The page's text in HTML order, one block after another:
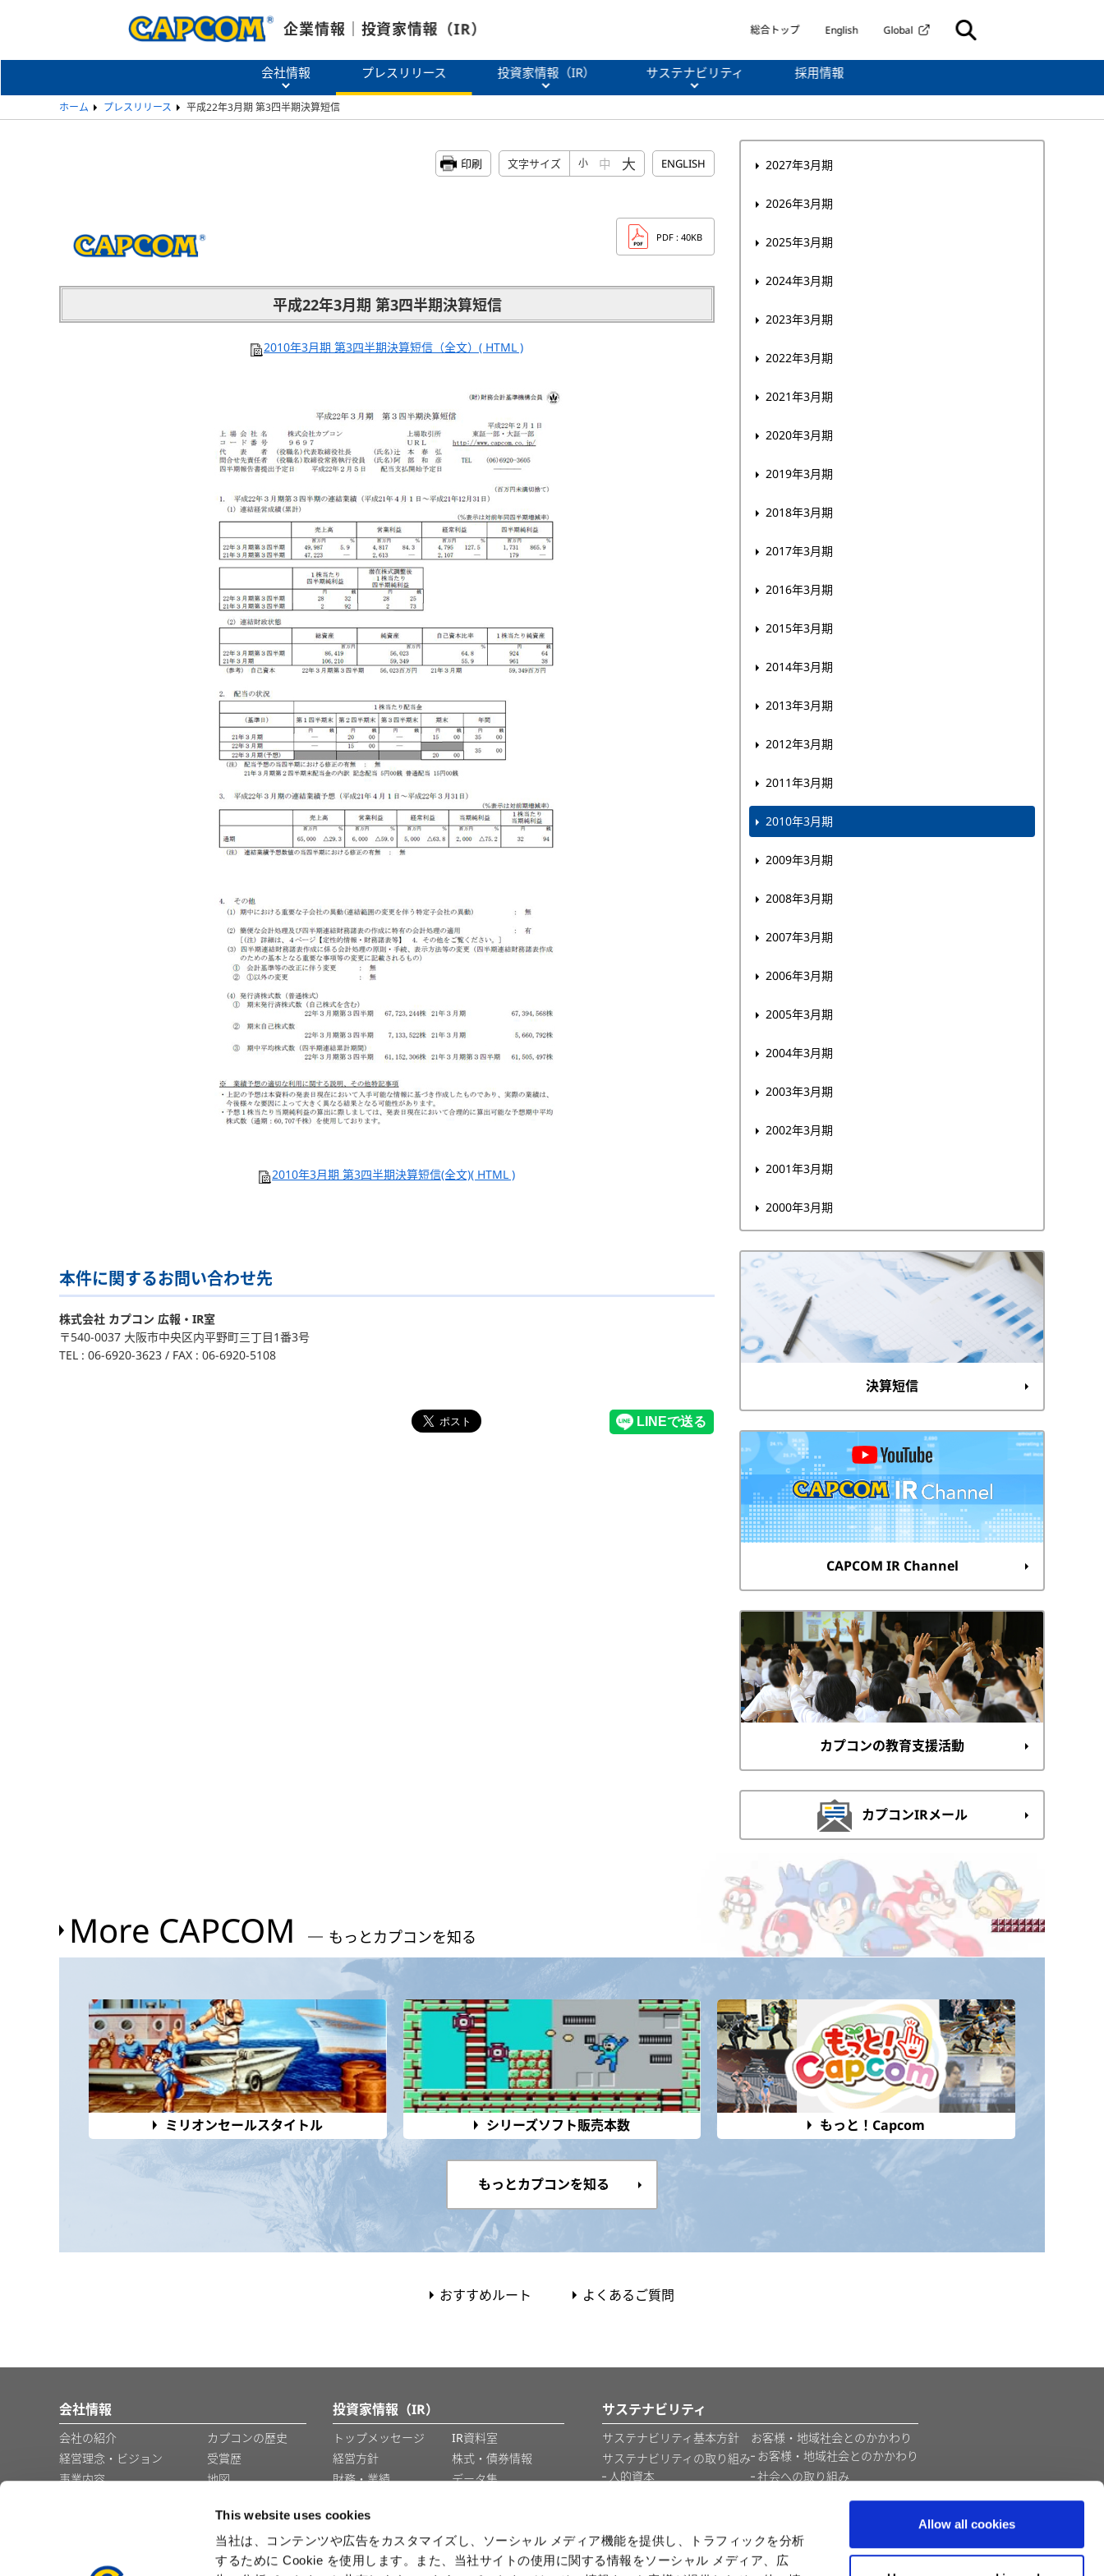
This website uses cookies
当社は、コンテンツや広告をカスタマイズし、ソーシャル メディア機能を提供し、トラフィックを分析
するために Cookie を使用します。また、当社サイトの使用に関する情報をソーシャル メディア、広
Allow all cookies
企業情報｜投資家情報（IR） 総合トップ English Global
会社情報 プレスリリース 投資家情報（IR） サステナビリティ 採用情報
ホーム プレスリリース 平成22年3月期 第3四半期決算短信
印刷 文字サイズ 小 中 大 ENGLISH
PDF : 40KB
平成22年3月期 第3四半期決算短信
2010年3月期 第3四半期決算短信（全文）( HTML )
2010年3月期 第3四半期決算短信(全文)( HTML )
本件に関するお問い合わせ先
株式会社 カプコン 広報・IR室
〒540-0037 大阪市中央区内平野町三丁目1番3号
TEL : 06-6920-3623 / FAX : 06-6920-5108
2027年3月期
2026年3月期
2025年3月期
2024年3月期
2023年3月期
2022年3月期
2021年3月期
2020年3月期
2019年3月期
2018年3月期
2017年3月期
2016年3月期
2015年3月期
2014年3月期
2013年3月期
2012年3月期
2011年3月期
2010年3月期
2009年3月期
2008年3月期
2007年3月期
2006年3月期
2005年3月期
2004年3月期
2003年3月期
2002年3月期
2001年3月期
2000年3月期
決算短信
CAPCOM IR Channel
カプコンの教育支援活動
カプコンIRメール
More CAPCOM もっとカプコンを知る
ミリオンセールスタイトル シリーズソフト販売本数 もっと！Capcom
もっとカプコンを知る
おすすめルート よくあるご質問
会社情報
会社の紹介
経営理念・ビジョン
事業内容
カプコンの歴史
受賞歴
地図
業所
企業広告
投資家情報（IR）
トップメッセージ
経営方針
財務・業績
IR資料室
株式・債券情報
データ集
サステナビリティ
サステナビリティ基本方針​
サステナビリティの取り組み
人的資本
お客様・地域社会とのかかわり
お客様・地域社会とのかかわり
社会への取り組み
カプコンの教育支援活動